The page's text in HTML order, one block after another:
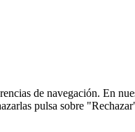
de navegación. En
pulsa sobre